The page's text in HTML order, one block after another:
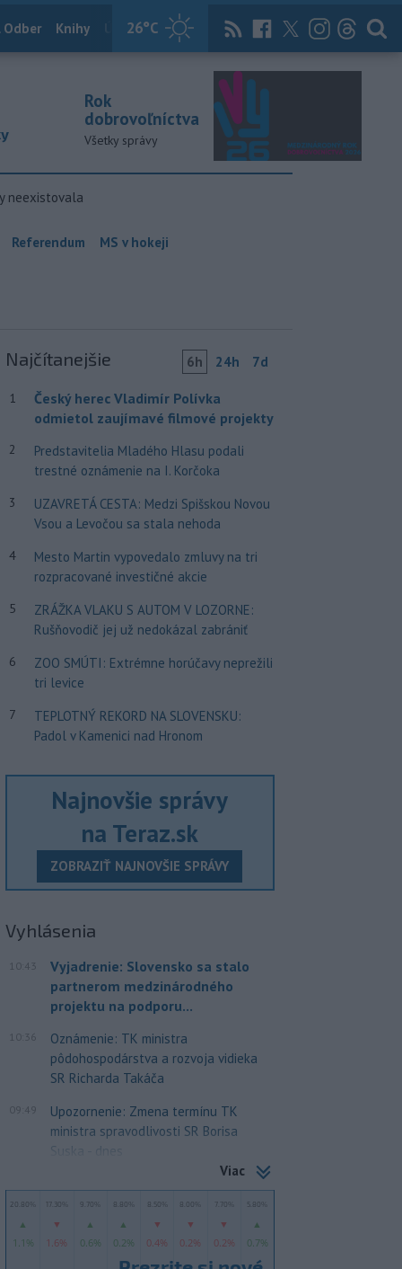
26°C
Odber Knihy Útulkovo Magazín News Now Archív
Rok
dobrovoľníctva
Všetky správy
neexistovala
Referendum MS v hokeji
Najčítanejšie 6h 24h 7d
1
Český herec Vladimír Polívka
odmietol zaujímavé filmové projekty
2
Predstavitelia Mladého Hlasu podali
trestné oznámenie na I. Korčoka
3
UZAVRETÁ CESTA: Medzi Spišskou Novou
Vsou a Levočou sa stala nehoda
4
Mesto Martin vypovedalo zmluvy na tri
rozpracované investičné akcie
5
ZRÁŽKA VLAKU S AUTOM V LOZORNE:
Rušňovodič jej už nedokázal zabrániť
6
ZOO SMÚTI: Extrémne horúčavy neprežili
tri levice
7
TEPLOTNÝ REKORD NA SLOVENSKU:
Padol v Kamenici nad Hronom
Najnovšie správy
na Teraz.sk
ZOBRAZIŤ NAJNOVŠIE SPRÁVY
Vyhlásenia
10:43
Vyjadrenie: Slovensko sa stalo
partnerom medzinárodného
projektu na podporu...
10:36
Oznámenie: TK ministra
pôdohospodárstva a rozvoja vidieka
SR Richarda Takáča
09:49
Upozornenie: Zmena termínu TK
ministra spravodlivosti SR Borisa
Suska - dnes
Viac